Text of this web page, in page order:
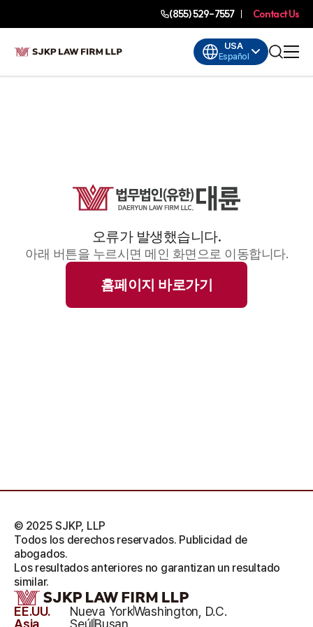
(855) 529-7557 Contact Us
USA
Español
오류가 발생했습니다.
아래 버튼을 누르시면 메인 화면으로 이동합니다.
홈페이지 바로가기
EE.UU. Nueva YorkWashington, D.C.
© 2025 SJKP, LLP
Todos los derechos reservados. Publicidad de
abogados.
Los resultados anteriores no garantizan un resultado
similar.